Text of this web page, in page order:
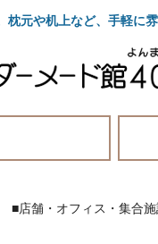
元や机上など、手軽に雰
■店舗・オフィス・集合